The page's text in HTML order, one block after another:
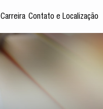
Carreira Contato e Localização